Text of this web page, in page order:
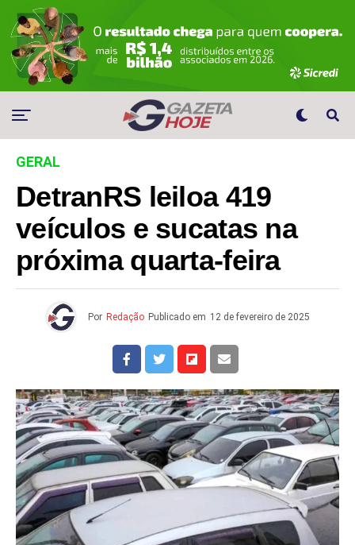
GERAL
DetranRS leiloa 419
veículos e sucatas na
próxima quarta-feira
Por Redação Publicado em 12 de fevereiro de 2025